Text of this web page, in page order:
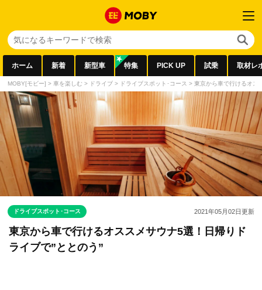
ホーム 新着 新型車 特集 PICK UP 試乗 取材レ
MOBY[モビー] > 車を楽しむ > ドライブ > ドライブスポット･コース > 東京から車で行けるオス
ドライブスポット･コース 2021年05月02日更新
東京から車で行けるオススメサウナ5選！日帰りド
ライブで”ととのう”